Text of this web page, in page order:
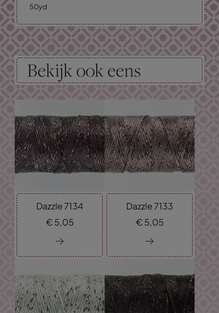
50yd
Bekijk ook eens
Dazzle 7134
€ 5,05
Dazzle 7133
€ 5,05